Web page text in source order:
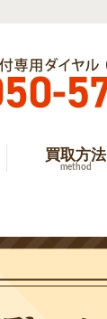
買取方法
method